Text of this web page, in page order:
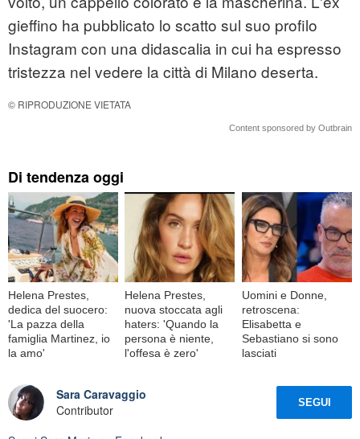
gieffino ha pubblicato lo scatto sul suo profilo
Instagram con una didascalia in cui ha espresso
tristezza nel vedere la città di Milano deserta.
© RIPRODUZIONE VIETATA
Content sponsored by Outbrain
Di tendenza oggi
Helena Prestes,
dedica del suocero:
'La pazza della
famiglia Martinez, io
la amo'
Helena Prestes,
nuova stoccata agli
haters: 'Quando la
persona è niente,
l'offesa è zero'
Uomini e Donne,
retroscena:
Elisabetta e
Sebastiano si sono
lasciati
Sara Caravaggio
Contributor
SEGUI